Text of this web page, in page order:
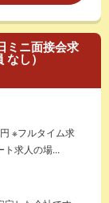
ミニ面接会求
なし）
※フルタイム求
ト求人の場...